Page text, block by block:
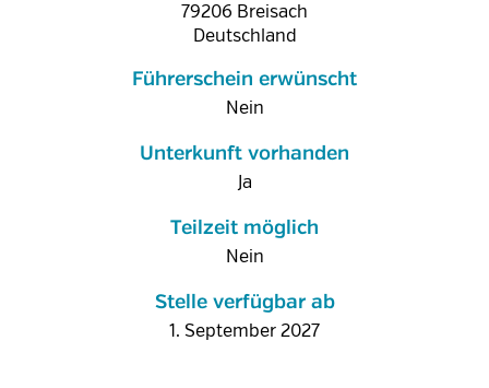
79206 Breisach
Deutschland
Führerschein erwünscht
Nein
Unterkunft vorhanden
Ja
Teilzeit möglich
Nein
Stelle verfügbar ab
1. September 2027